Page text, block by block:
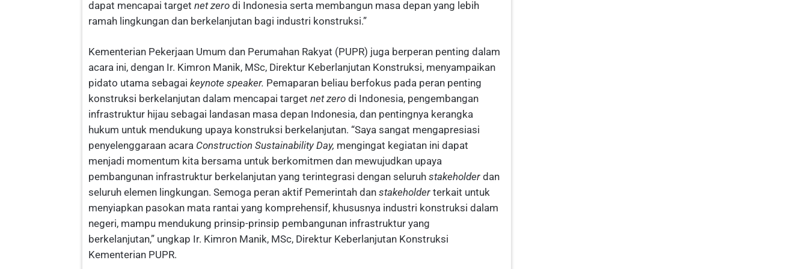
dapat mencapai target net zero di Indonesia serta membangun masa depan yang lebih
ramah lingkungan dan berkelanjutan bagi industri konstruksi.”
Kementerian Pekerjaan Umum dan Perumahan Rakyat (PUPR) juga berperan penting dalam
acara ini, dengan Ir. Kimron Manik, MSc, Direktur Keberlanjutan Konstruksi, menyampaikan
pidato utama sebagai keynote speaker. Pemaparan beliau berfokus pada peran penting
konstruksi berkelanjutan dalam mencapai target net zero di Indonesia, pengembangan
infrastruktur hijau sebagai landasan masa depan Indonesia, dan pentingnya kerangka
hukum untuk mendukung upaya konstruksi berkelanjutan. “Saya sangat mengapresiasi
penyelenggaraan acara Construction Sustainability Day, mengingat kegiatan ini dapat
menjadi momentum kita bersama untuk berkomitmen dan mewujudkan upaya
pembangunan infrastruktur berkelanjutan yang terintegrasi dengan seluruh stakeholder dan
seluruh elemen lingkungan. Semoga peran aktif Pemerintah dan stakeholder terkait untuk
menyiapkan pasokan mata rantai yang komprehensif, khususnya industri konstruksi dalam
negeri, mampu mendukung prinsip-prinsip pembangunan infrastruktur yang
berkelanjutan,” ungkap Ir. Kimron Manik, MSc, Direktur Keberlanjutan Konstruksi
Kementerian PUPR.